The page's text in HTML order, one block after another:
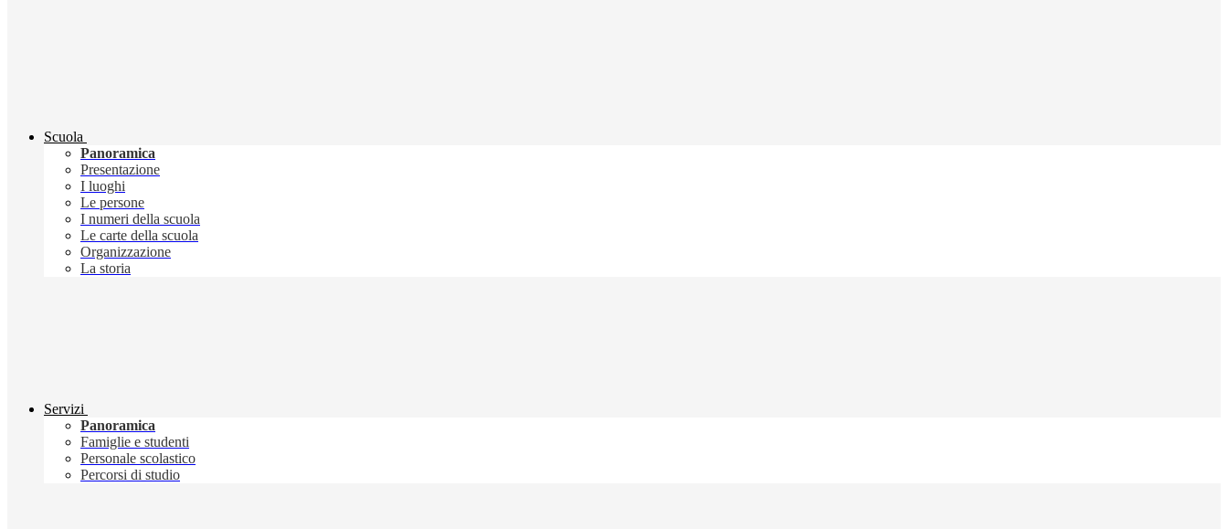
Scuola
Panoramica
Presentazione
I luoghi
Le persone
I numeri della scuola
Le carte della scuola
Organizzazione
La storia
Servizi
Panoramica
Famiglie e studenti
Personale scolastico
Percorsi di studio